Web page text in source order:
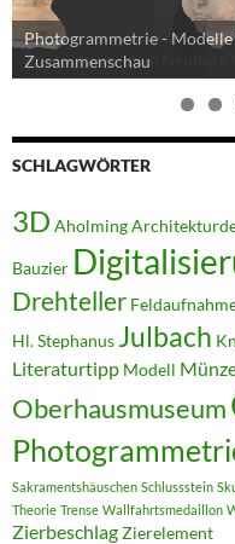
Photogrammetrie -
Zusammenschau
SCHLAGWÖRTER
3D Aholming
Bauzier
Drehteller
Hl. Stephanus Julbach
Literaturtipp Modell
Oberhausmuseum
Sakramentshäuschen Schlussstein
Theorie Trense Wallfahrtsmedaillon
ZierbeschlagZierelement